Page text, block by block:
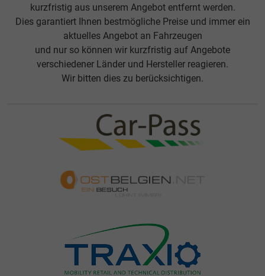
kurzfristig aus unserem Angebot entfernt werden.
Dies garantiert Ihnen bestmögliche Preise und immer ein
aktuelles Angebot an Fahrzeugen
und nur so können wir kurzfristig auf Angebote
verschiedener Länder und Hersteller reagieren.
Wir bitten dies zu berücksichtigen.